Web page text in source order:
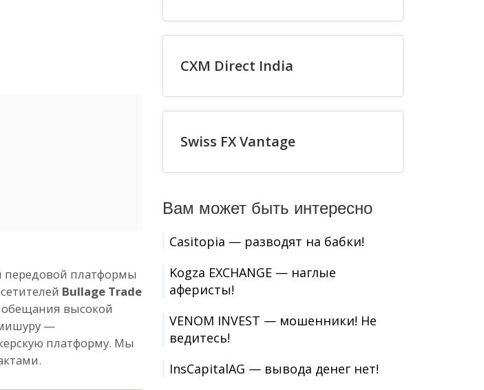
платформы
Bullage Trade
высокой
—
платформу. Мы
CXM Direct India
Swiss FX Vantage
Вам может быть интересно
Casitopia — разводят на бабки!
Kogza EXCHANGE — наглые
аферисты!
VENOM INVEST — мошенники! Не
ведитесь!
InsCapitalAG — вывода денег нет!